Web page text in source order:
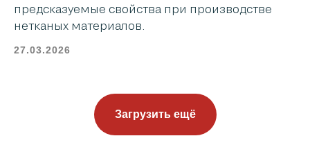
предсказуемые свойства при производстве
нетканых материалов.
27.03.2026
Загрузить ещё